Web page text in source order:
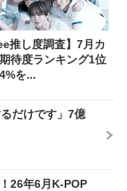
推し度調査】7月カ
待度ランキング1位
を...
だけです」7億
26年6月K-POP